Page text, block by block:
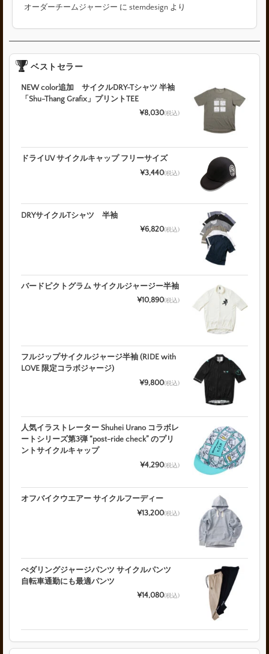
オーダーチームジャージー にstemdesign より
ベストセラー
NEW color追加 サイクルDRY-Tシャツ 半袖
「Shu-Thang Grafix」プリントTEE
¥8,030(税込)
ドライUV サイクルキャップ フリーサイズ
¥3,440(税込)
DRYサイクルTシャツ 半袖
¥6,820(税込)
バードピクトグラム サイクルジャージー半袖
¥10,890(税込)
フルジップサイクルジャージ半袖 (RIDE with
LOVE 限定コラボジャージ)
¥9,800(税込)
人気イラストレーター Shuhei Urano コラボレ
ートシリーズ第3弾 “post-ride check” のプリ
ントサイクルキャップ
¥4,290(税込)
オフバイクウエアー サイクルフーディー
¥13,200(税込)
ぺダリングジャージパンツ サイクルパンツ
自転車通勤にも最適パンツ
¥14,080(税込)